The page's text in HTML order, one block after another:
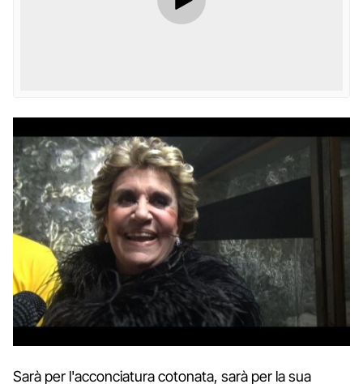
Sarà per l'acconciatura cotonata, sarà per la sua